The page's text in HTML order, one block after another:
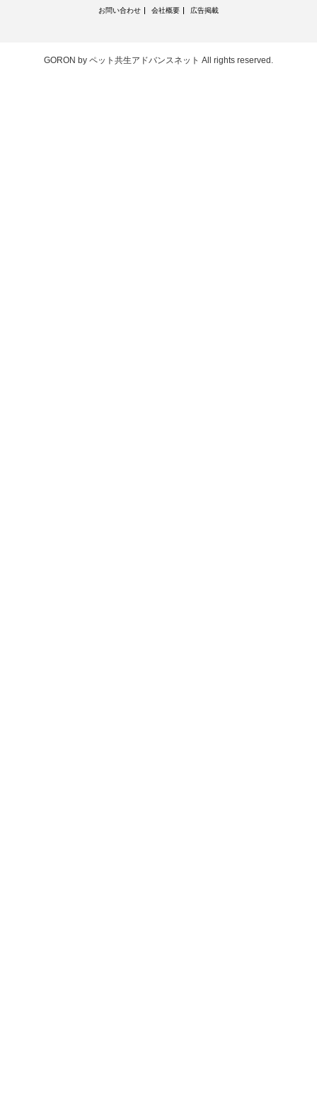
お問い合わせ 会社概要 広告掲載
GORON by ペット共生アドバンスネット All rights reserved.